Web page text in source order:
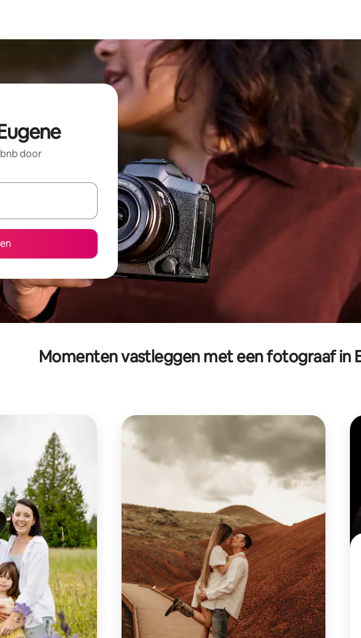
door
zijn, maak je een keuze met je de pijltjestoetsen omhoog en omlaag, óf door te
Momenten vastleggen met een fotograaf in